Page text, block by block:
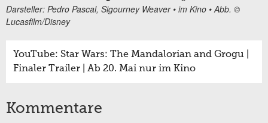
Darsteller: Pedro Pascal, Sigourney Weaver • im Kino • Abb. ©
Lucasfilm/Disney
YouTube: Star Wars: The Mandalorian and Grogu |
Finaler Trailer | Ab 20. Mai nur im Kino
Kommentare